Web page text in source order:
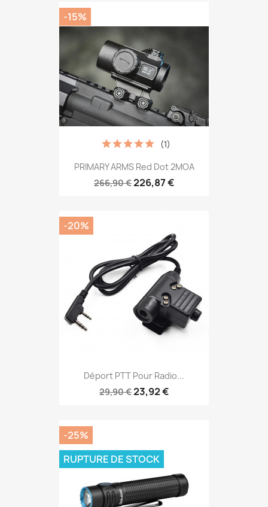
PRIMARY ARMS Red Dot 2MOA
266,90 €226,87 €
(1)
-15%
Déport PTT Pour Radio...
29,90 €23,92 €
-20%
-25%
RUPTURE DE STOCK